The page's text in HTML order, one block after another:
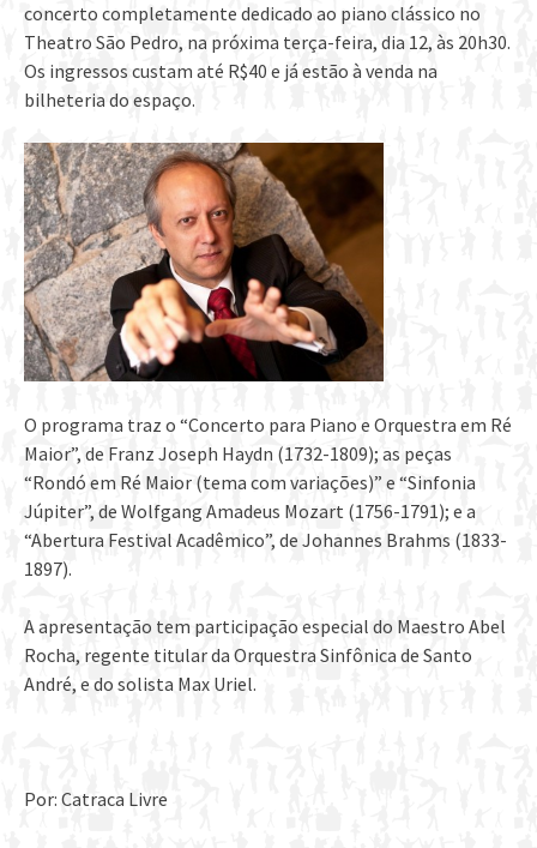
concerto completamente dedicado ao piano clássico no
Theatro São Pedro, na próxima terça-feira, dia 12, às 20h30.
Os ingressos custam até R$40 e já estão à venda na
bilheteria do espaço.
O programa traz o “Concerto para Piano e Orquestra em Ré
Maior”, de Franz Joseph Haydn (1732-1809); as peças
“Rondó em Ré Maior (tema com variações)” e “Sinfonia
Júpiter”, de Wolfgang Amadeus Mozart (1756-1791); e a
“Abertura Festival Acadêmico”, de Johannes Brahms (1833-
1897).
A apresentação tem participação especial do Maestro Abel
Rocha, regente titular da Orquestra Sinfônica de Santo
André, e do solista Max Uriel.
Por: Catraca Livre